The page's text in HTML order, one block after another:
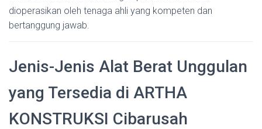
dioperasikan oleh tenaga ahli yang kompeten dan
bertanggung jawab.
Jenis-Jenis Alat Berat Unggulan
yang Tersedia di ARTHA
KONSTRUKSI Cibarusah